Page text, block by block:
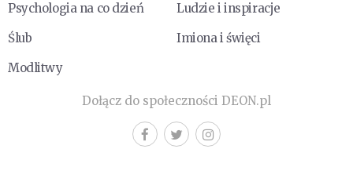
Psychologia na co dzień
Ludzie i inspiracje
Ślub
Imiona i święci
Modlitwy
Dołącz do społeczności DEON.pl